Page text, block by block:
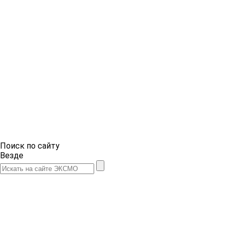
Поиск по сайту
Везде